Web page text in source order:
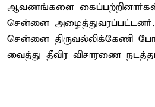
ஆவணங்களை
சென்னை
சென்னை திருவல்லிக்கேணி
வைத்து தீவிர விசாரணை